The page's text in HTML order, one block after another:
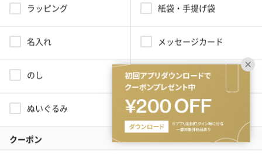
件)です。【TANP（タンプ）】は大切な日にぴったりな「ギフ
りのラッピングで、最短で即日発送にてご対応いたします。
タンプホーム 新築祝いプレゼント・ギフト > 部下女性